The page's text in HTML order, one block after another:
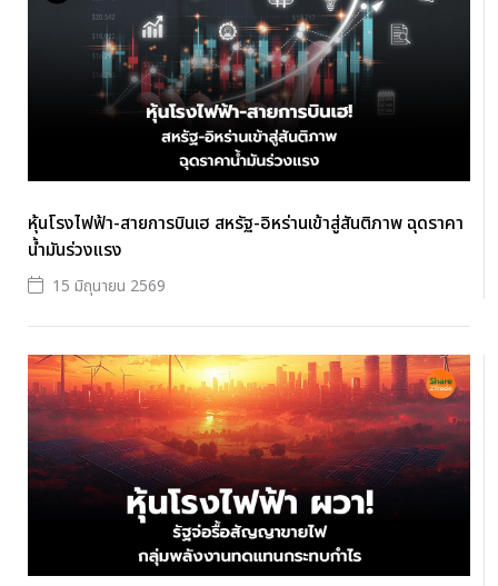
หุ้นโรงไฟฟ้า-สายการบินเฮ สหรัฐ-อิหร่านเข้าสู่สันติภาพ ฉุดราคา
น้ำมันร่วงแรง
15 มิถุนายน 2569